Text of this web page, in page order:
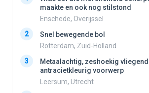
maakte en ook nog stilstond
Enschede, Overijssel
2
Snel bewegende bol
Rotterdam, Zuid-Holland
3
Metaalachtig, zeshoekig
antracietkleurig voorwerp
Leersum, Utrecht